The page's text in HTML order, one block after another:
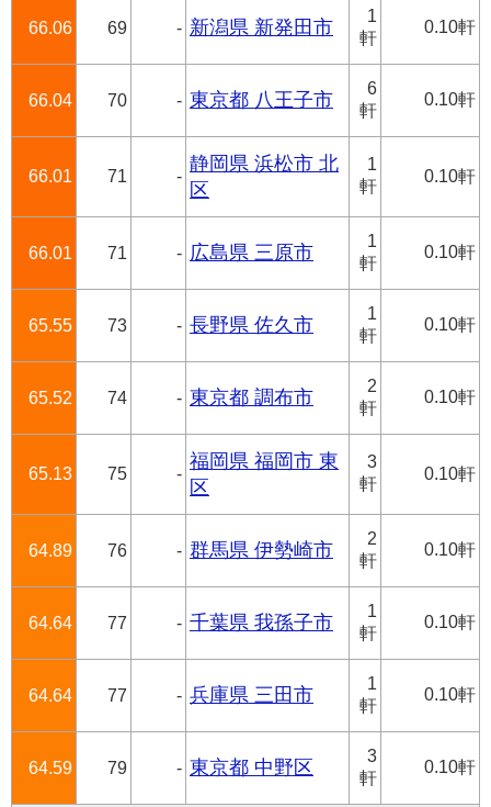
66.06 69 - 新潟県 新発田市
1
軒
0.10軒
66.04 70 - 東京都 八王子市
6
軒
0.10軒
66.01 71 -
静岡県 浜松市 北
区
1
軒
0.10軒
66.01 71 - 広島県 三原市
1
軒
0.10軒
65.55 73 - 長野県 佐久市
1
軒
0.10軒
65.52 74 - 東京都 調布市
2
軒
0.10軒
65.13 75 -
福岡県 福岡市 東
区
3
軒
0.10軒
64.89 76 - 群馬県 伊勢崎市
2
軒
0.10軒
64.64 77 - 千葉県 我孫子市
1
軒
0.10軒
64.64 77 - 兵庫県 三田市
1
軒
0.10軒
64.59 79 - 東京都 中野区
3
軒
0.10軒